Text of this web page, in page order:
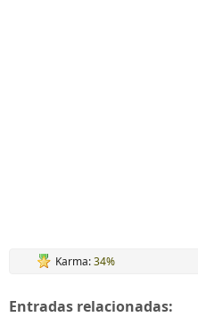
Karma:34%
Entradas relacionadas: